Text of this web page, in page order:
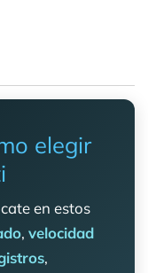
elegir
en estos
, velocidad
,